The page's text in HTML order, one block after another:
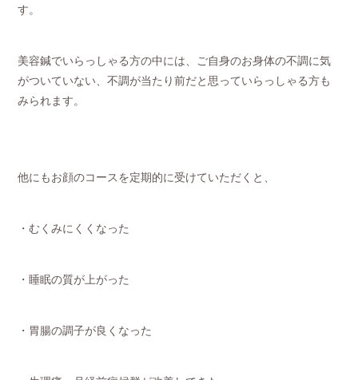
す。
美容鍼でいらっしゃる方の中には、ご自身のお身体の不調に気
がついていない、不調が当たり前だと思っていらっしゃる方も
みられます。
他にもお顔のコースを定期的に受けていただくと、
・むくみにくくなった
・睡眠の質が上がった
・胃腸の調子が良くなった